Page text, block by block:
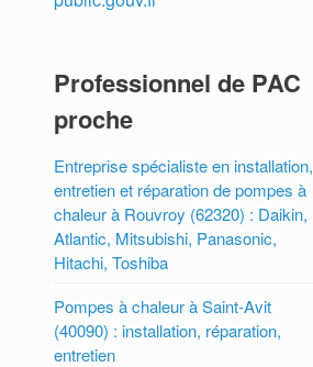
Professionnel de PAC
proche
Entreprise spécialiste en installation,
entretien et réparation de pompes à
chaleur à Rouvroy (62320) : Daikin,
Atlantic, Mitsubishi, Panasonic,
Hitachi, Toshiba
Pompes à chaleur à Saint-Avit
(40090) : installation, réparation,
entretien